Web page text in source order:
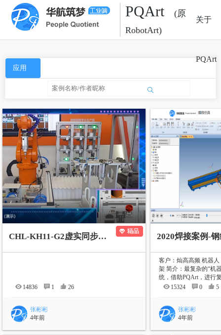
PQArt
(原
RobotArt)
关于
PQArt
应用
CHL-KH11-G2虚实同步（演示）
14836 1 26
张彬彬
4年前
2020焊接案例-
客户：灿高高频 机器
架 简介：最复杂的“机
统，借助PQArt，进行
15324
0 5
张彬彬
4年前